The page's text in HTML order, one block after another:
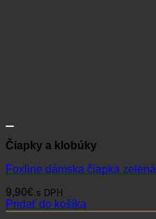
Čiapky a klobúky
Foxline dámska čiapka zelená
9,90€ s DPH
Pridať do košíka